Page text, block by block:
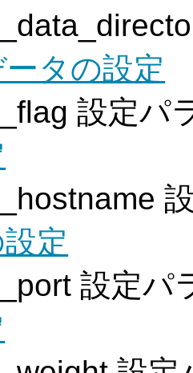
タの設定
設定パ
定
設定パ